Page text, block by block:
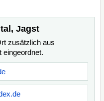
Jagst
zusätzlich aus
eingeordnet.